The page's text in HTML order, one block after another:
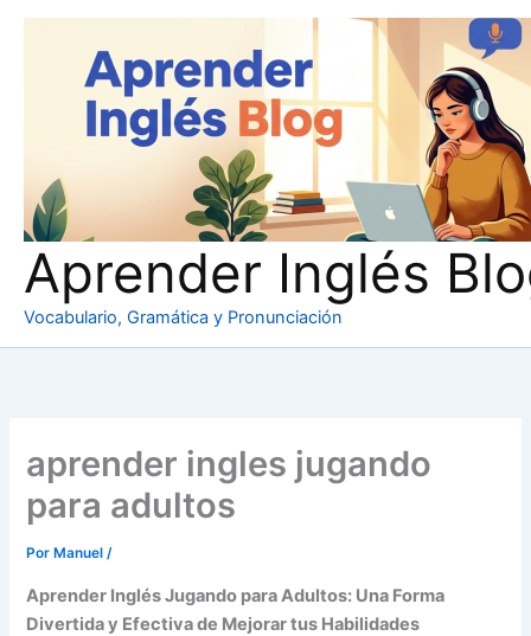
Aprender Inglés
Vocabulario, Gramática y Pronunciación
aprender ingles jugando
para adultos
Por Manuel/
Aprender Inglés Jugando para Adultos: Una Forma
Divertida y Efectiva de Mejorar tus Habilidades